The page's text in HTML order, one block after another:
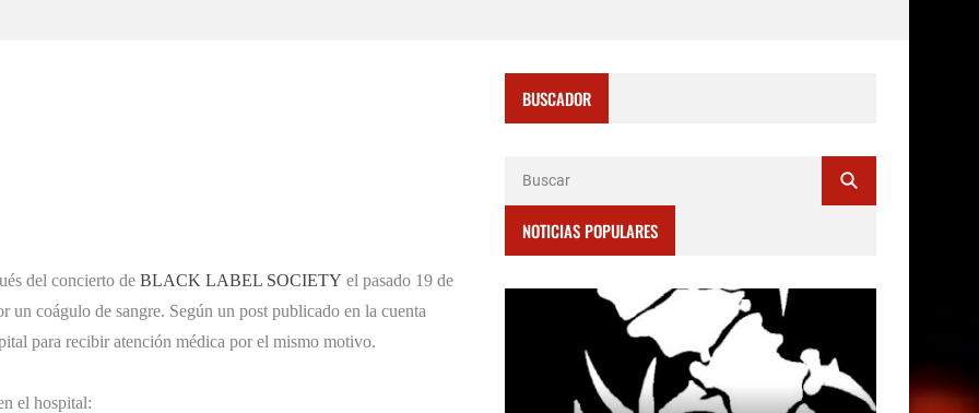
Pesado Argentino en su Cumpleaños
del concierto de BLACK LABEL SOCIETY el pasado 19 de
coágulo de sangre. Según un post publicado en la cuenta
para recibir atención médica por el mismo motivo.
el hospital:
BUSCADOR
NOTICIAS POPULARES